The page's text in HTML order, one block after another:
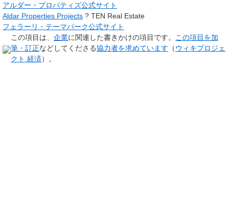
アルダー・プロパティズ公式サイト
Aldar Properties Projects ? TEN Real Estate
フェラーリ・テーマパーク公式サイト
この項目は、 企業に関連した書きかけの項目 です。
この項目を加
筆・訂正などしてくださる協力者を求めています （ウィキプロジェ
クト 経済）。